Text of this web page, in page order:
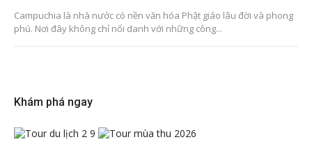
Campuchia là nhà nước có nền văn hóa Phật giáo lâu đời và phong
phú. Nơi đây không chỉ nổi danh với những công...
Khám phá ngay